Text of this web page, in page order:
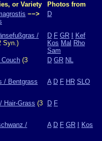
or Variety
Photos from
−−>
D
/
Syn.)
D F GR
Kef
Kos Mal Rho
Sam
(3
D GR NL
/ Bentgrass
A D F HR SLO
Hair-Grass (3
D F
/
A D F GR Kos